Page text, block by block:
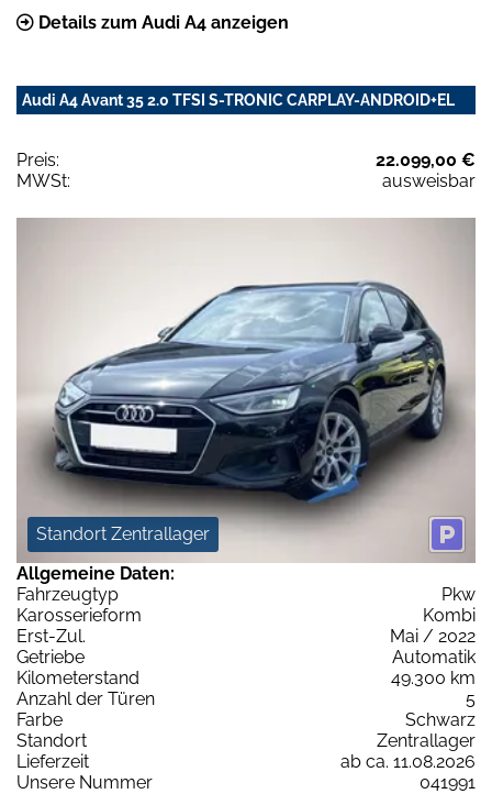
Details zum Audi A4 anzeigen
Audi A4 Avant 35 2.0 TFSI S-TRONIC CARPLAY-ANDROID+EL
Preis:
22.099,00 €
MWSt:
ausweisbar
Standort Zentrallager
Allgemeine Daten:
Fahrzeugtyp
Pkw
Karosserieform
Kombi
Erst-Zul.
Mai / 2022
Getriebe
Automatik
Kilometerstand
49.300 km
Anzahl der Türen
5
Farbe
Schwarz
Standort
Zentrallager
Lieferzeit
ab ca. 11.08.2026
Unsere Nummer
041991